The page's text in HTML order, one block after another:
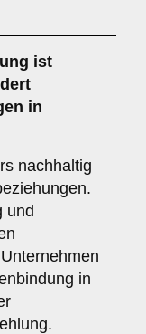
ist
in
nachhaltig
und
in